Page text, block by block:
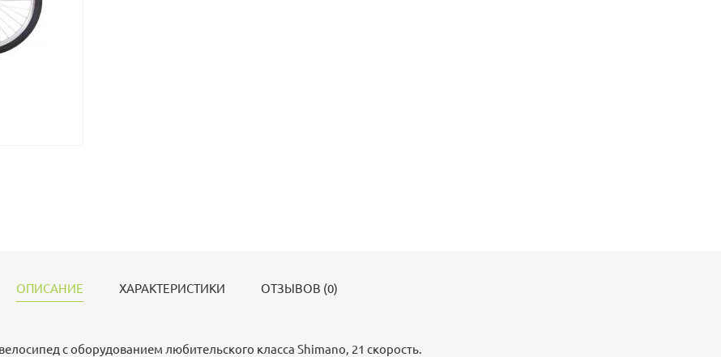
ОПИСАНИЕ ХАРАКТЕРИСТИКИ ОТЗЫВОВ (0)
с оборудованием любительского класса Shimano, 21 скорость.